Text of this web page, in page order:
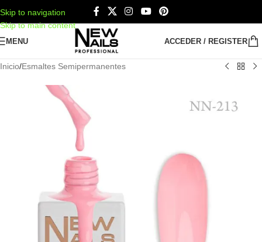
Skip to navigation
Skip to main content
MENU ACCEDER / REGISTER
Inicio/Esmaltes Semipermanentes